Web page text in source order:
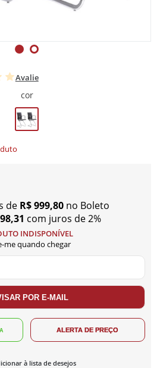
Avalie
cor
de R$ 999,80 no Boleto
com juros de 2%
INDISPONÍVEL
me quando chegar
à lista de desejos